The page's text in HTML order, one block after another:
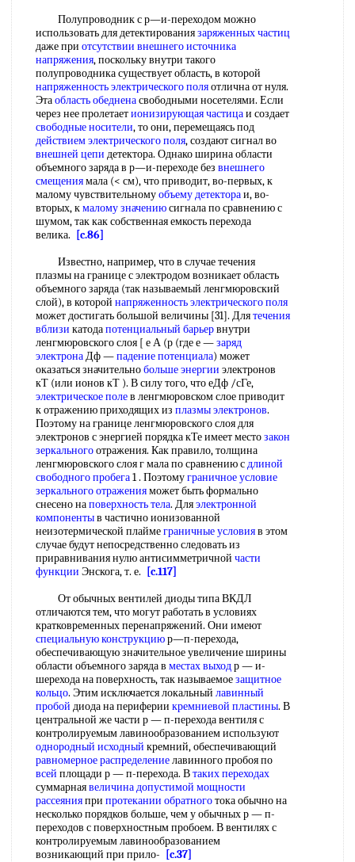
Полупроводник с р—и-переходом можно
использовать для детектированиязаряженных частиц
даже при отсутствии внешнегоисточника
напряжения, поскольку внутри такого
полупроводника существует область, в которой
напряженность электрического поляотлична от нуля.
Этаобласть обедненасвободными носетелями. Если
через нее пролетаетионизирующая частицаи создает
свободные носители, то они, перемещаясь под
действием электрического поля, создают сигнал во
внешней цепи детектора. Однако ширина области
объемного заряда в р—и-переходе без внешнего
смещениямала (< см), что приводит, во-первых, к
малому чувствительномуобъему детектораи, во-
вторых, кмалому значениюсигнала по сравнению с
шумом, так как собственная емкость перехода
велика.
[c.86]
Известно, например, что в случае течения
плазмы на границе с электродом возникает область
объемного заряда (так называемый ленгмюровский
слой), в которой напряженность электрического поля
может достигать большой величины [31]. Длятечения
вблизи катодапотенциальный барьервнутри
ленгмюровского слоя [ е А (р (где е —заряд
электронаДф —падение потенциала) может
оказаться значительнобольше энергии электронов
кТ (или ионов кТ ). В силу того, что еДф /сГе,
электрическое полев ленгмюровском слое приводит
к отражению приходящих из плазмы электронов.
Поэтому на границе ленгмюровского слоя для
электронов с энергией порядка кТе имеет местозакон
зеркальногоотражения. Как правило, толщина
ленгмюровского слоя г мала по сравнению сдлиной
свободного пробега1 . Поэтомуграничное условие
зеркального отраженияможет быть формально
снесено наповерхность тела. Дляэлектронной
компонентыв частично ионизованной
неизотермической плаймеграничные условияв этом
случае будут непосредственно следовать из
приравнивания нулю антисимметричной части
функции Энскога, т. е.
[c.117]
От обычных вентилей диоды типа ВКДЛ
отличаются тем, что могут работать в условиях
кратковременных перенапряжений. Они имеют
специальную конструкциюр—п-перехода,
обеспечивающую значительное увеличение ширины
области объемного заряда в местах выходр — и-
шерехода на поверхность, так называемоезащитное
кольцо. Этим исключается локальный лавинный
пробой диода на периферии кремниевой пластины. В
центральной же части р — п-перехода вентиля с
контролируемым лавинообразованием используют
однородный исходный кремний, обеспечивающий
равномерное распределениелавинного пробоя по
всей площади р — п-перехода. Втаких переходах
суммарнаявеличина допустимой мощности
рассеянияпри протекании обратноготока обычно на
несколько порядков больше, чем у обычных р — п-
переходов с поверхностным пробоем. В вентилях с
контролируемым лавинообразованием
возникающий при прило-
[c.37]